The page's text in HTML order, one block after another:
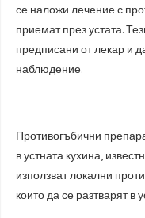
се наложи лечение с
приемат през устата.
предписани от лекар и
наблюдение.
Противогъбични
в устната кухина,
използват локални
които да се разтварят в